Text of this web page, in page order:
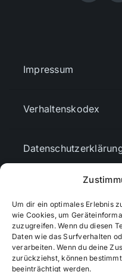
Um dir ein optimales Erlebnis
wie Cookies, um
zuzugreifen. Wenn du diesen
Daten wie das Surfverhalten
verarbeiten. Wenn du deine
zurückziehst, können
beeinträchtigt werden.
Impressum
Verhaltenskodex
Cookie-Richtlinie
Mediendaten